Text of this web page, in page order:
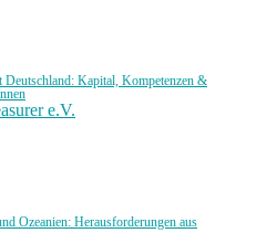
Kapital, Kompetenzen &
e.V.
Ozeanien: Herausforderungen aus